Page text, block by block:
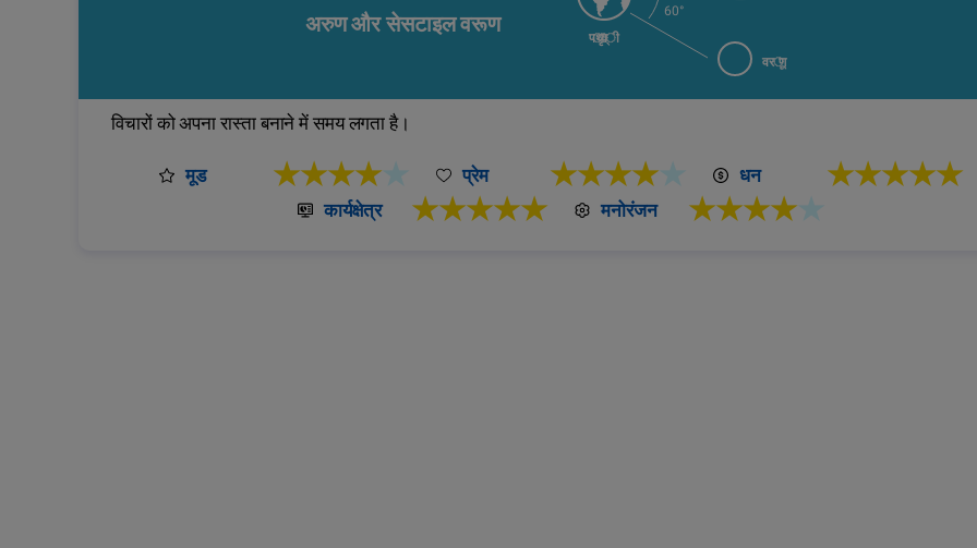
अरुण और सेसटाइल वरूण पृथ्वी
वरूण
60°
विचारों को अपना रास्ता बनाने में समय लगता है।
मूड
★★★★★ प्रेम ★★★★★ धन ★★★★★
कार्यक्षेत्र ★★★★★ मनोरंजन ★★★★★